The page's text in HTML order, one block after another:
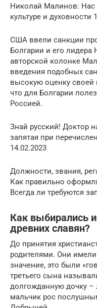
Николай Малинов: Нас
культуре и духовности
США ввели санкции
Болгарии и его
авторской колонке
введения подобных
высокую оценку своей
что для Болгарии
Россией.
Знай русский! Доктор
запятая при
14.02.2023
Должности, звания,
Как правильно
Всегда ли требуются
Как выбирались
древних славян?
До принятия
родителями. Они
значение, это были
третьего сына
долгожданную дочку –
мальчик рос